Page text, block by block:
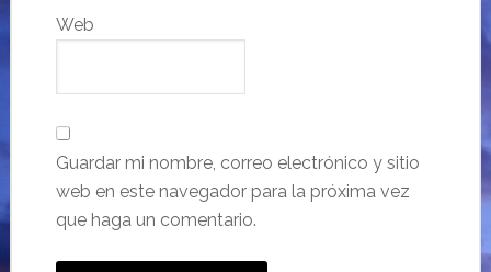
Web
Guardar mi nombre, correo electrónico y sitio
web en este navegador para la próxima vez
que haga un comentario.